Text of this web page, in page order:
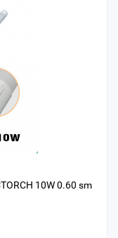
10W 0.60 sm